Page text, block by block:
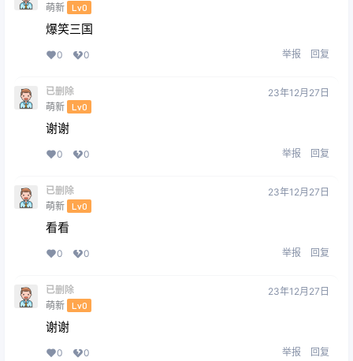
萌新 Lv0
爆笑三国
0 0 举报 回复
已删除
萌新 Lv0
23年12月27日
谢谢
0 0 举报 回复
已删除
萌新 Lv0
23年12月27日
看看
0 0 举报 回复
已删除
萌新 Lv0
23年12月27日
谢谢
0 0 举报 回复